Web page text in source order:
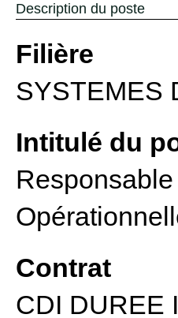
Description du poste
Filière
SYSTEMES
Intitulé du
Contrat
CDI DUREE